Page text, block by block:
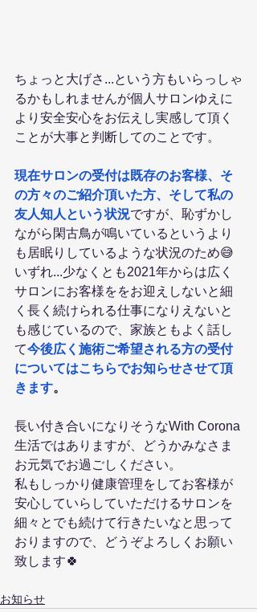
ちょっと大げさ...という方もいらっしゃ
るかもしれませんが個人サロンゆえに
より安全安心をお伝えし実感して頂く
ことが大事と判断してのことです。
現在サロンの受付は既存のお客様、そ
の方々のご紹介頂いた方、そして私の
友人知人という状況ですが、恥ずかし
ながら閑古鳥が鳴いているというより
も居眠りしているような状況のため😅
いずれ...少なくとも2021年からは広く
サロンにお客様ををお迎えしないと細
く長く続けられる仕事になりえないと
も感じているので、家族ともよく話し
て今後広く施術ご希望される方の受付
についてはこちらでお知らせさせて頂
きます。
長い付き合いになりそうなWith Corona
生活ではありますが、どうかみなさま
お元気でお過ごしください。
私もしっかり健康管理をしてお客様が
安心していらしていただけるサロンを
細々とでも続けて行きたいなと思って
おりますので、どうぞよろしくお願い
致します🍀
お知らせ